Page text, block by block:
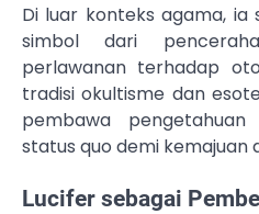
Di luar konteks agama, ia
simbol dari
perlawanan terhadap
tradisi okultisme dan
pembawa
status quo demi kemajuan
Lucifer sebagai